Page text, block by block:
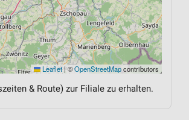
Leaflet|©OpenStreetMapcontributors
& Route) zur Filiale zu erhalten.